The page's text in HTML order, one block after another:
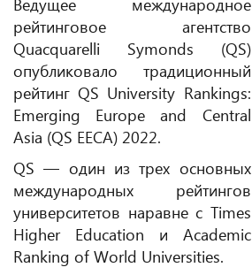
рейтинговое агентство
Quacquarelli Symonds (QS)
опубликовало традиционный
рейтинг QS University Rankings:
Emerging Europe and Central
Asia (QS EECA) 2022.
QS — один из трех основных
международных рейтингов
университетов наравне с Times
Higher Education и Academic
Ranking of World Universities.